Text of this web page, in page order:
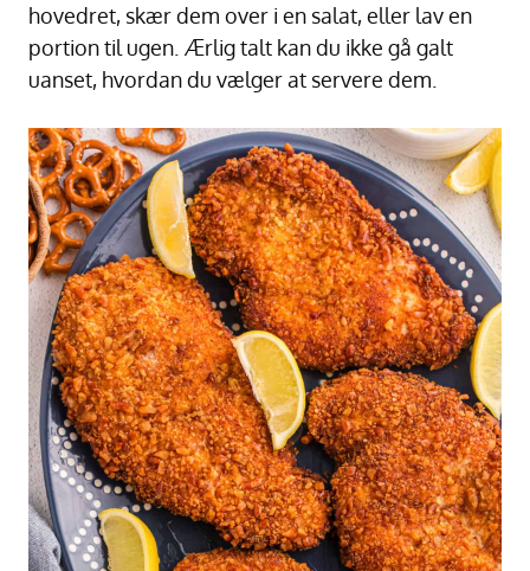
hovedret, skær dem over i en salat, eller lav en
portion til ugen. Ærlig talt kan du ikke gå galt
uanset, hvordan du vælger at servere dem.